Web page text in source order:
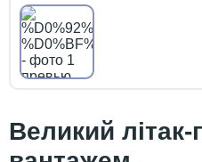
Великий